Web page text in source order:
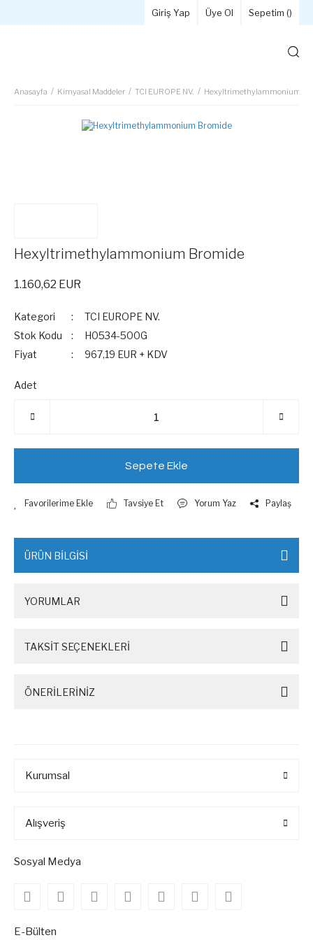
Giriş Yap Üye Ol Sepetim ()
Anasayfa Kimyasal Maddeler TCI EUROPE NV. Hexyltrimethylammonium
Hexyltrimethylammonium Bromide
1.160,62 EUR
Kategori
TCI EUROPE NV.
Stok Kodu
H0534-500G
Fiyat
967,19 EUR + KDV
Adet
Sepete Ekle
Tavsiye Et Yorum Yaz Paylaş
ÜRÜN BİLGİSİ
YORUMLAR
TAKSİT SEÇENEKLERİ
ÖNERİLERİNİZ
Kurumsal
Alışveriş
Sosyal Medya
E-Bülten